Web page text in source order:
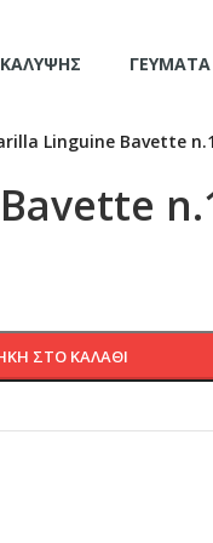
ΓΕΎΜΑΤΑ
Linguine Bavette
ΣΤΟ ΚΑΛΆΘΙ